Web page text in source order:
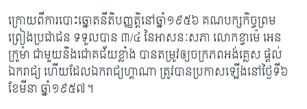
ក្រោយពីការបោះឆ្នោតនីតិបញ្ញត្តិនៅឆ្នាំ១៩៥៦ គណបក្សកិច្ចព្រម
ព្រៀងប្រជាជន​ ទទួលបាន ៣/៤ នៃអាសនៈសភា លោកខ្វាម៉េ អេន
ក្រូម៉ា ជាមួយនិងជោគជ័យខ្លាំង បានតម្រូវឲ្យចក្រភព​អង់គ្លេស ផ្តល់
ឯករាជ្យ ហើយដែលឯករាជ្យហ្គាណា ត្រូវបានប្រកាសឡើង​នៅថ្ងៃទី៦
ខែមីនា ឆ្នាំ​១៩៥៧។